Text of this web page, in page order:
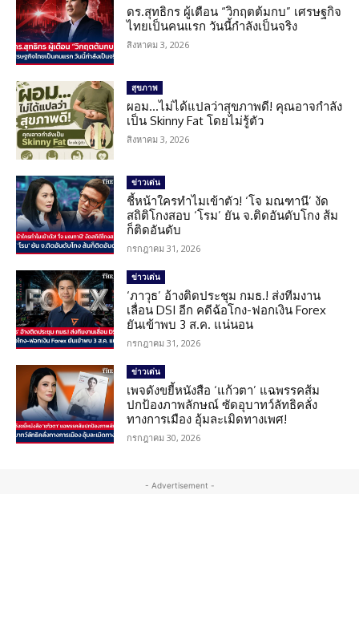
ดร.สุทธิกร ผู้เตือน “วิกฤตต้มกบ” เศรษฐกิจ
ไทยเป็นคนแรก วันนี้กำลังเป็นจริง
สิงหาคม 3, 2026
สุขภาพ
ผอม…ไม่ได้แปลว่าสุขภาพดี! คุณอาจกำลัง
เป็น Skinny Fat โดยไม่รู้ตัว
สิงหาคม 3, 2026
ข่าวเด่น
ชี้หน้าใครทำไมเข้าตัว! ‘โจ มณฑานี’ งัด
สถิติโกงสอบ ‘โรม’ ยัน จ.ติดอันดับโกง ส้ม
ก็ติดอันดับ
กรกฎาคม 31, 2026
ข่าวเด่น
‘ภาวุธ’ อ้างติดประชุม กมธ.! ส่งทีมงาน
เลื่อน DSI อีก คดีฉ้อโกง-ฟอกเงิน Forex
ยันเข้าพบ 3 ส.ค. แน่นอน
กรกฎาคม 31, 2026
ข่าวเด่น
เพจดังขยี้หนังสือ ‘แก้วตา’ แฉพรรคส้ม
ปกป้องภาพลักษณ์ ซัดอุบาทว์ลัทธิคลั่ง
ทางการเมือง อุ้มละเมิดทางเพศ!
กรกฎาคม 30, 2026
- Advertisement -